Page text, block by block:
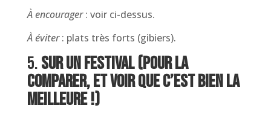
Àencourager: voir ci-dessus.
Àéviter: plats très forts (gibiers).
5.Sur un festival (pour la
comparer, et voir que c’est bien la
meilleure !)